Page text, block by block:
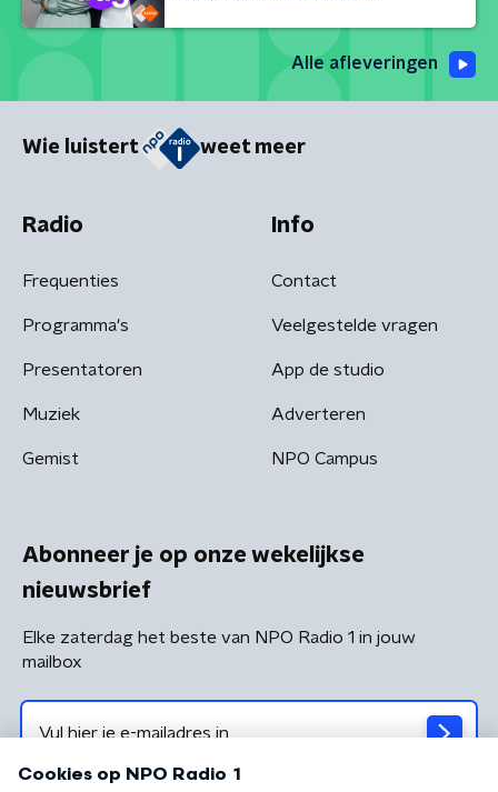
Alle afleveringen
Wie luistert weet meer
Radio
Frequenties
Programma's
Presentatoren
Muziek
Gemist
Info
Contact
Veelgestelde vragen
App de studio
Adverteren
NPO Campus
Abonneer je op onze wekelijkse
nieuwsbrief
Elke zaterdag het beste van NPO Radio 1 in jouw
mailbox